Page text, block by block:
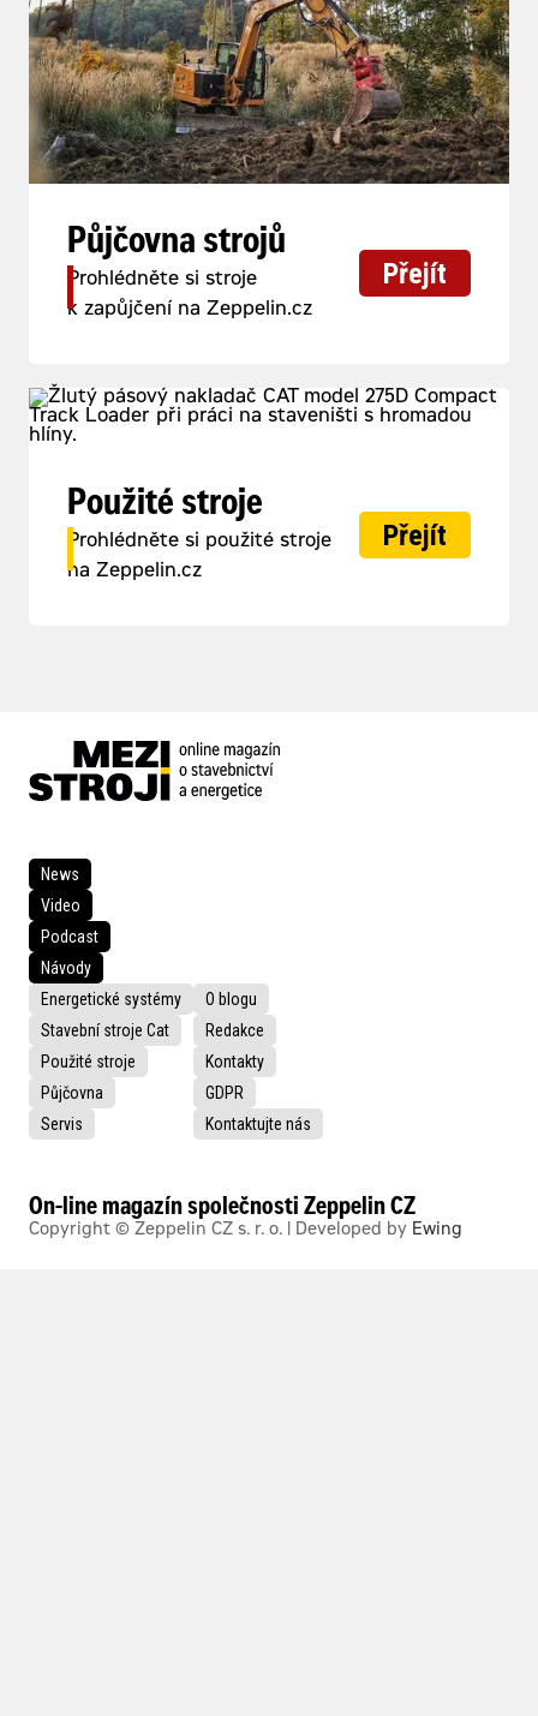
Půjčovna strojů
Prohlédněte si stroje
k zapůjčení na Zeppelin.cz
Přejít
Použité stroje
Prohlédněte si použité stroje
na Zeppelin.cz
Přejít
News
Video
Podcast
Návody
O blogu
Redakce
Kontakty
GDPR
Kontaktujte nás
Energetické systémy
Stavební stroje Cat
Použité stroje
Půjčovna
Servis
On-line magazín společnosti Zeppelin CZ
Copyright © Zeppelin CZ s. r. o. | Developed by Ewing